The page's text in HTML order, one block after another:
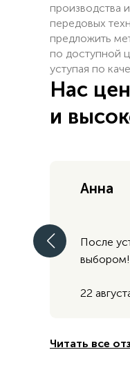
производства
передовых
предложить
по доступной
уступая по
Нас
и
Анна
После
выбором!
22
Читать все